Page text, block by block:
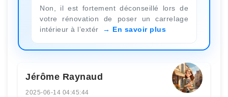
Non, il est fortement déconseillé lors de
votre rénovation de poser un carrelage
intérieur à l’extér
En savoir plus
Jérôme Raynaud
2025-06-14 04:45:44